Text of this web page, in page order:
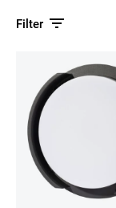
Filter